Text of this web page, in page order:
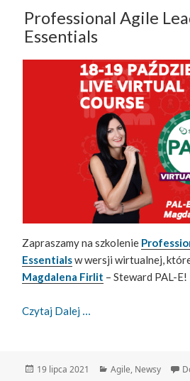
Professional Agile
Essentials
Zapraszamy na szkolenie
Essentialsw wersji wirtualnej,
Magdalena Firlit – Steward PAL-E!
Czytaj Dalej
Data
19 lipca 2021 Kategorie
Agile, Newsy